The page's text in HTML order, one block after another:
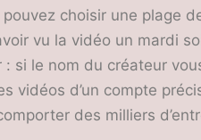
pouvez choisir une plage
vu la vidéo un mardi
si le nom du créateur
vidéos d’un compte
des milliers